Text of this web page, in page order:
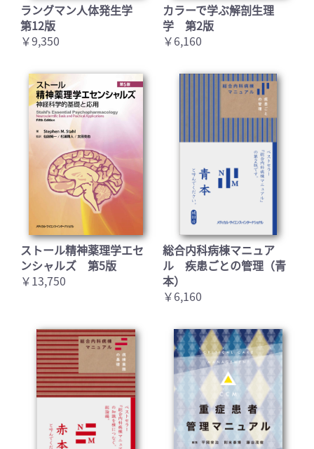
お買い物を続ける カートへ進む
ラングマン人体発生学
第12版
￥9,350
カラーで学ぶ解剖生理
学 第2版
￥6,160
ストール精神薬理学エセ
ンシャルズ 第5版
￥13,750
総合内科病棟マニュア
ル 疾患ごとの管理（青
本）
￥6,160